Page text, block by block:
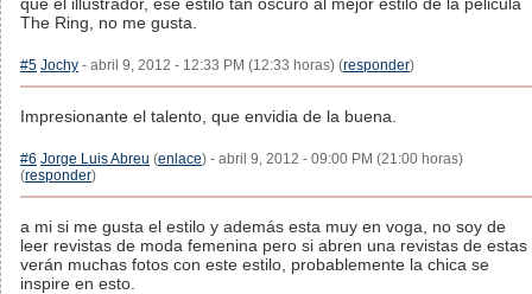
The Ring, no me gusta.
#5 Jochy - abril 9, 2012 - 12:33 PM (12:33 horas) (responder)
Impresionante el talento, que envidia de la buena.
#6 Jorge Luis Abreu (enlace) - abril 9, 2012 - 09:00 PM (21:00 horas)
(responder)
a mi si me gusta el estilo y además esta muy en voga, no soy de
leer revistas de moda femenina pero si abren una revistas de estas
verán muchas fotos con este estilo, probablemente la chica se
inspire en esto.